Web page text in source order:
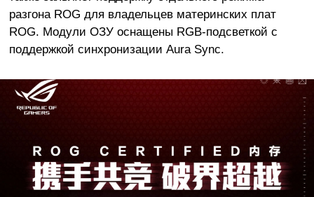
разгона ROG для владельцев материнских плат
ROG. Модули ОЗУ оснащены RGB-подсветкой с
поддержкой синхронизации Aura Sync.